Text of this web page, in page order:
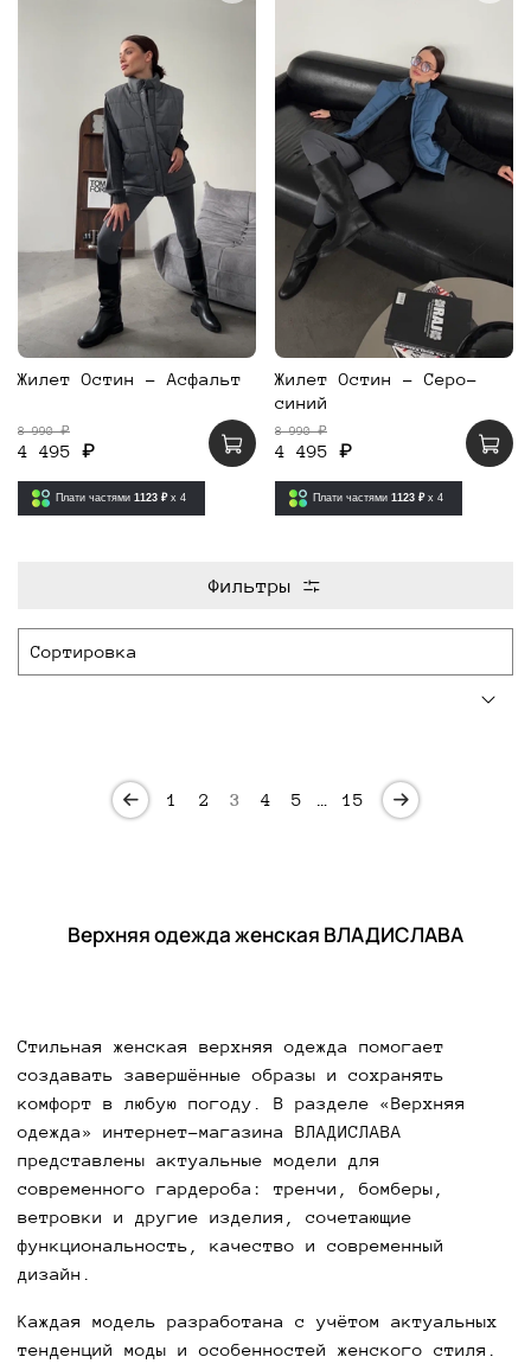
Жилет Остин - Асфальт
8 990 ₽
4 495 ₽
Плати частями 1123 ₽ x 4
Жилет Остин - Серо-
синий
8 990 ₽
4 495 ₽
Плати частями 1123 ₽ x 4
Фильтры
1 2 3 4 5 15
Верхняя одежда женская ВЛАДИСЛАВА
Стильная женская верхняя одежда помогает
создавать завершённые образы и сохранять
комфорт в любую погоду. В разделе «Верхняя
одежда» интернет-магазина ВЛАДИСЛАВА
представлены актуальные модели для
современного гардероба: тренчи, бомберы,
ветровки и другие изделия, сочетающие
функциональность, качество и современный
дизайн.
Каждая модель разработана с учётом актуальных
тенденций моды и особенностей женского стиля.